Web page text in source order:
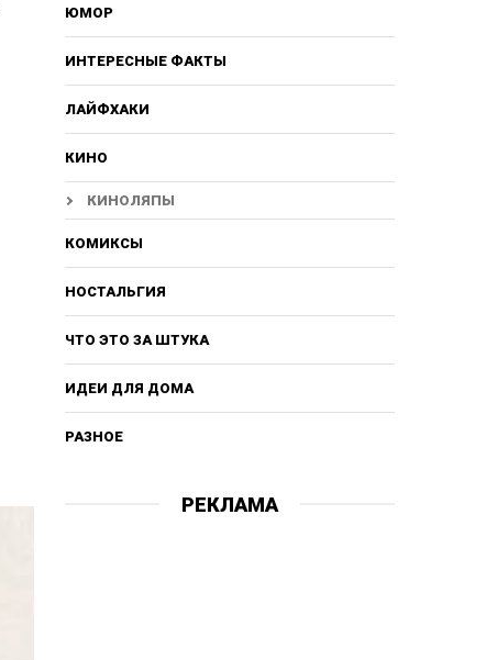
ЮМОР
ИНТЕРЕСНЫЕ ФАКТЫ
ЛАЙФХАКИ
КИНО
КИНОЛЯПЫ
КОМИКСЫ
НОСТАЛЬГИЯ
ЧТО ЭТО ЗА ШТУКА
ИДЕИ ДЛЯ ДОМА
РАЗНОЕ
РЕКЛАМА